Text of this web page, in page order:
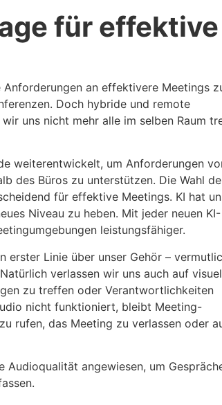
für effektive
an effektivere Meetings
Doch hybride und remote
uns nicht mehr alle im selben Raum
weiterentwickelt, um Anforderungen
des Büros zu unterstützen. Die Wahl
für effektive Meetings. KI hat
Niveau zu heben. Mit jeder neuen KI-
leistungsfähiger.
erster Linie über unser Gehör –
verlassen wir uns auch auf
zu treffen oder Verantwortlichkeiten
nicht funktioniert, bleibt Meeting-
rufen, das Meeting zu verlassen oder
Audioqualität angewiesen, um